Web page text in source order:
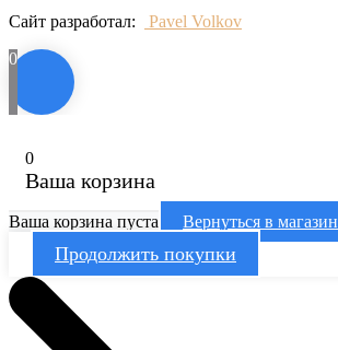
Сайт разработал:
Pavel Volkov
0
0
Ваша корзина
Ваша корзина пуста Вернуться в магазин
Продолжить покупки